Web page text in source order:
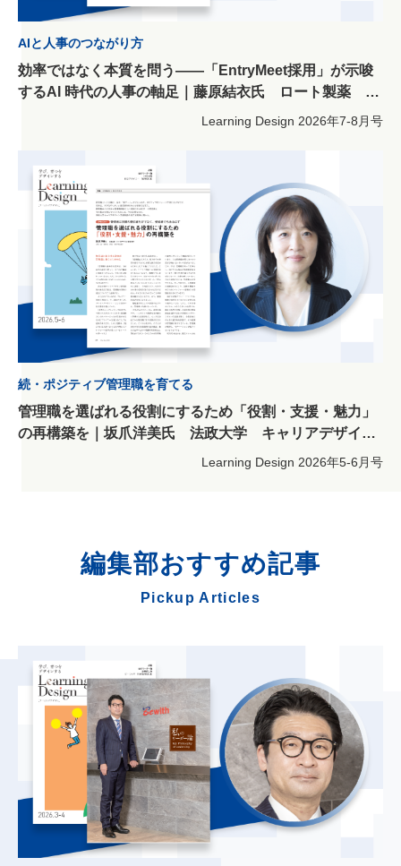
AIと人事のつながり方
効率ではなく本質を問う――「EntryMeet採用」が示唆
するAI 時代の人事の軸足｜藤原結衣氏 ロート製薬 人
Learning Design 2026年7-8月号
続・ポジティブ管理職を育てる
管理職を選ばれる役割にするため「役割・支援・魅力」
の再構築を｜坂爪洋美氏 法政大学 キャリアデザイン
Learning Design 2026年5-6月号
編集部おすすめ記事
Pickup Articles